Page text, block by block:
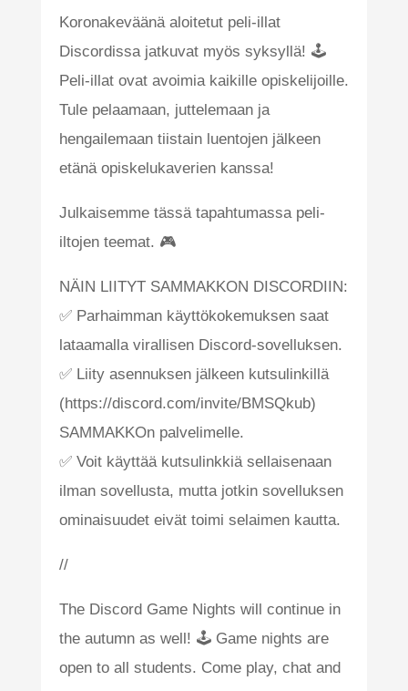
Koronakeväänä aloitetut peli-illat
Discordissa jatkuvat myös syksyllä! 🕹️
Peli-illat ovat avoimia kaikille opiskelijoille.
Tule pelaamaan, juttelemaan ja
hengailemaan tiistain luentojen jälkeen
etänä opiskelukaverien kanssa!
Julkaisemme tässä tapahtumassa peli-
iltojen teemat. 🎮
NÄIN LIITYT SAMMAKKON DISCORDIIN:
✅ Parhaimman käyttökokemuksen saat
lataamalla virallisen Discord-sovelluksen.
✅ Liity asennuksen jälkeen kutsulinkillä
(https://discord.com/invite/BMSQkub)
SAMMAKKOn palvelimelle.
✅ Voit käyttää kutsulinkkiä sellaisenaan
ilman sovellusta, mutta jotkin sovelluksen
ominaisuudet eivät toimi selaimen kautta.
//
The Discord Game Nights will continue in
the autumn as well! 🕹️ Game nights are
open to all students. Come play, chat and